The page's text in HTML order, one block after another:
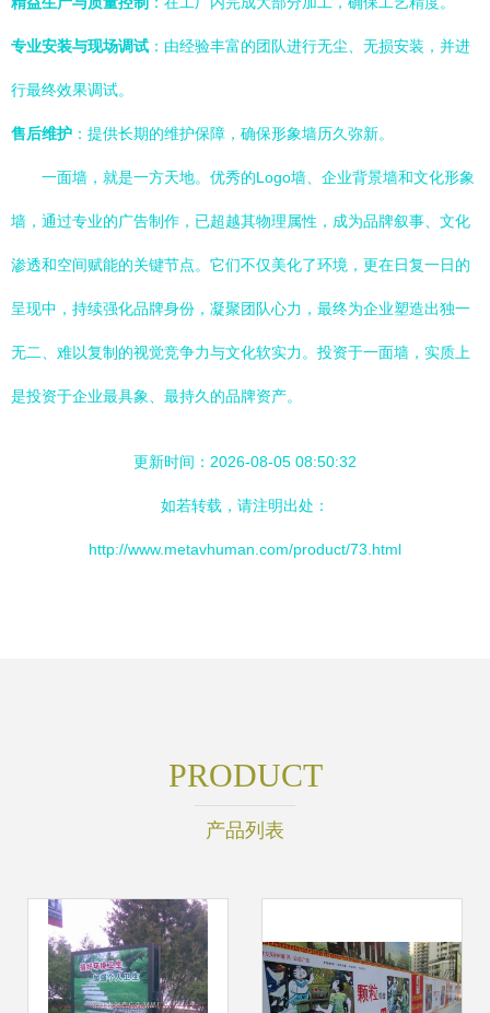
专业安装与现场调试 ：由经验丰富的团队进行无尘、无损安装，并进
行最终效果调试。
售后维护 ：提供长期的维护保障，确保形象墙历久弥新。
一面墙，就是一方天地。优秀的Logo墙、企业背景墙和文化形象
墙，通过专业的广告制作，已超越其物理属性，成为品牌叙事、文化
渗透和空间赋能的关键节点。它们不仅美化了环境，更在日复一日的
呈现中，持续强化品牌身份，凝聚团队心力，最终为企业塑造出独一
无二、难以复制的视觉竞争力与文化软实力。投资于一面墙，实质上
是投资于企业最具象、最持久的品牌资产。
更新时间：2026-08-05 08:50:32
如若转载，请注明出处：
http://www.metavhuman.com/product/73.html
PRODUCT
产品列表